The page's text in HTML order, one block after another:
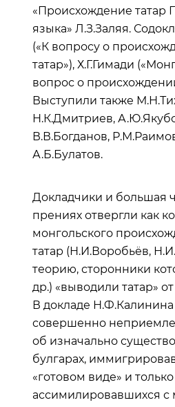
«Происхождение татар
языка» Л.З.Заляя.
(«К вопросу о
татар»), Х.Г.Гимади
вопрос о
Выступили также
Н.К.Дмитриев,
В.В.Богданов,
А.Б.Булатов.
Докладчики и большая
прениях отвергли как
монгольского
татар (Н.И.Воробьёв,
теорию, сторонники
др.) «выводили татар»
В докладе Н.Ф.Калинина
совершенно
об изначально
булгарах,
«готовом виде» и
ассимилировавшихся